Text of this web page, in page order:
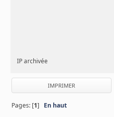
IP archivée
IMPRIMER
Pages: [1] En haut